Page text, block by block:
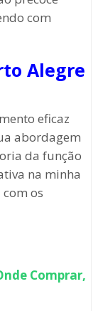
com
Alegre
eficaz
abordagem
da função
na minha
os
Comprar,